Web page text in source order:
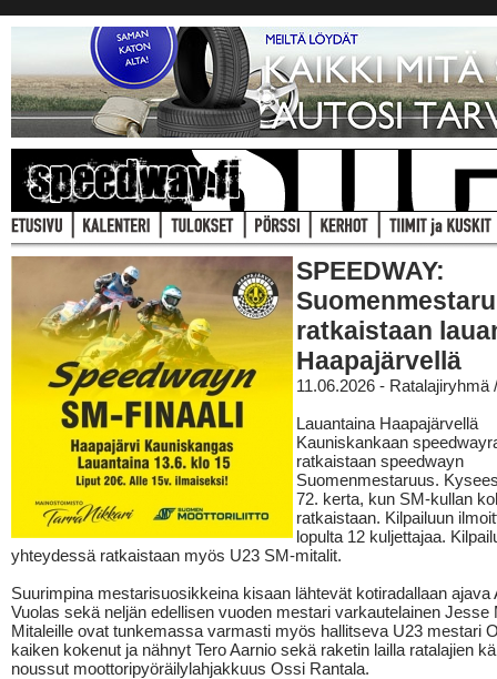
SPEEDWAY:
ratkaistaan
Haapajärvellä
11.06.2026 - Ratalajiryhmä
Lauantaina Haapajärvellä
Kauniskankaan
ratkaistaan speedwayn
Suomenmestaruus.
72. kerta, kun SM-kullan
ratkaistaan. Kilpailuun
lopulta 12 kuljettajaa.
yhteydessä ratkaistaan myös U23 SM-mitalit.
Suurimpina mestarisuosikkeina kisaan lähtevät kotiradallaan ajava
Vuolas sekä neljän edellisen vuoden mestari varkautelainen Jesse
Mitaleille ovat tunkemassa varmasti myös hallitseva U23 mestari
kaiken kokenut ja nähnyt Tero Aarnio sekä raketin lailla ratalajien
noussut moottoripyöräilylahjakkuus Ossi Rantala.